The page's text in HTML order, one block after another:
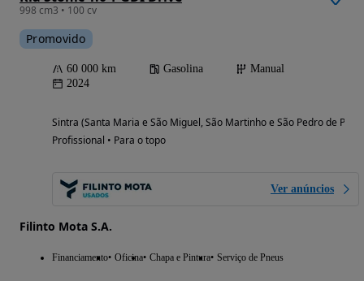
998 cm3 • 100 cv
Promovido
60 000 km Gasolina
Manual
2024
Sintra (Santa Maria e São Miguel, São Martinho e São Pedro de
Profissional • Para o topo
Ver anúncios
Filinto Mota S.A.
Financiamento Oficina Chapa e Pintura Serviço de Pneus